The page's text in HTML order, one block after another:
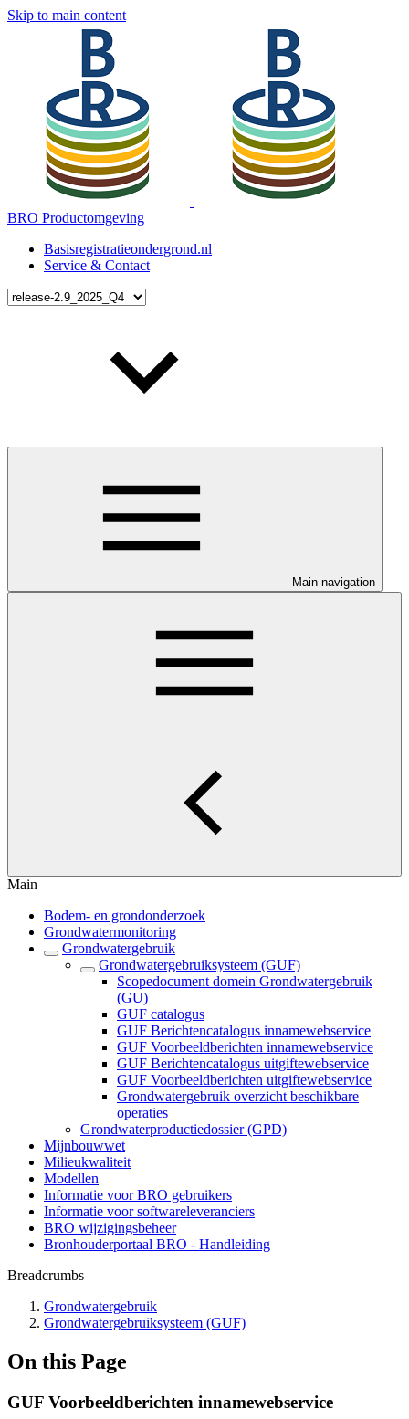
Skip to main content
BRO Productomgeving
Basisregistratieondergrond.nl
Service & Contact
Main navigation
Main
Bodem- en grondonderzoek
Grondwatermonitoring
Grondwatergebruik
Grondwatergebruiksysteem (GUF)
Scopedocument domein Grondwatergebruik
(GU)
GUF catalogus
GUF Berichtencatalogus innamewebservice
GUF Voorbeeldberichten innamewebservice
GUF Berichtencatalogus uitgiftewebservice
GUF Voorbeeldberichten uitgiftewebservice
Grondwatergebruik overzicht beschikbare
operaties
Grondwaterproductiedossier (GPD)
Mijnbouwwet
Milieukwaliteit
Modellen
Informatie voor BRO gebruikers
Informatie voor softwareleveranciers
BRO wijzigingsbeheer
Bronhouderportaal BRO - Handleiding
Breadcrumbs
Grondwatergebruik
Grondwatergebruiksysteem (GUF)
On this Page
GUF Voorbeeldberichten innamewebservice